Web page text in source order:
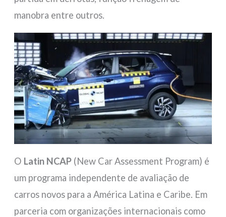
manobra entre outros.
O Latin NCAP (New Car Assessment Program) é
um programa independente de avaliação de
carros novos para a América Latina e Caribe. Em
parceria com organizações internacionais como